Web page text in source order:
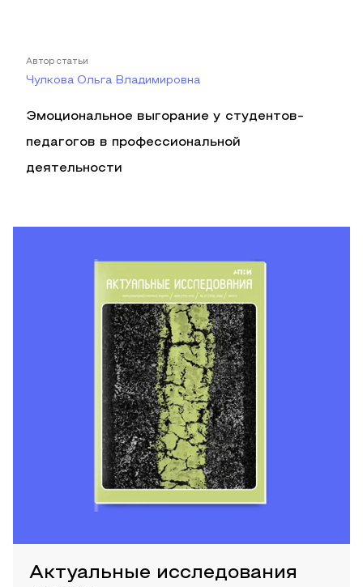
Автор статьи
Чулкова Ольга Владимировна
Эмоциональное выгорание у студентов-
педагогов в профессиональной
деятельности
Актуальные исследования